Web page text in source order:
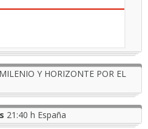
Y HORIZONTE POR EL
21:40 h España